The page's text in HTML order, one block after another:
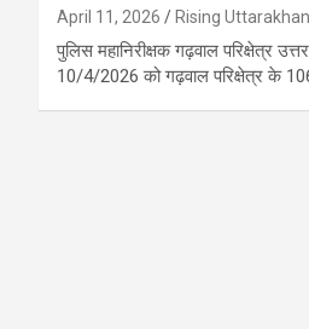
April 11, 2026 Rising
पुलिस महानिरीक्षक गढ़वाल परिक्षेत्र
10/4/2026 को गढ़वाल परिक्षेत्र के 106